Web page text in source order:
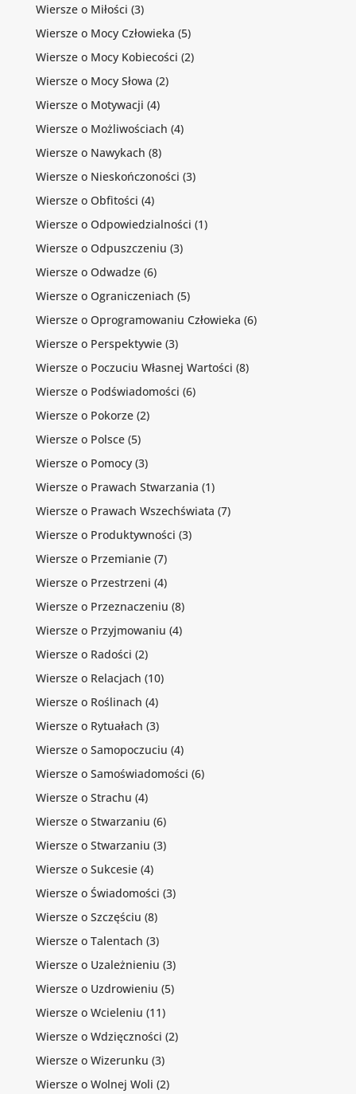
Wiersze o Miłości (3)
Wiersze o Mocy Człowieka (5)
Wiersze o Mocy Kobiecości (2)
Wiersze o Mocy Słowa (2)
Wiersze o Motywacji (4)
Wiersze o Możliwościach (4)
Wiersze o Nawykach (8)
Wiersze o Nieskończoności (3)
Wiersze o Obfitości (4)
Wiersze o Odpowiedzialności (1)
Wiersze o Odpuszczeniu (3)
Wiersze o Odwadze(6)
Wiersze o Ograniczeniach (5)
Wiersze o Oprogramowaniu Człowieka (6)
Wiersze o Perspektywie(3)
Wiersze o Poczuciu Własnej Wartości (8)
Wiersze o Podświadomości (6)
Wiersze o Pokorze(2)
Wiersze o Polsce(5)
Wiersze o Pomocy(3)
Wiersze o Prawach Stwarzania (1)
Wiersze o Prawach Wszechświata (7)
Wiersze o Produktywności (3)
Wiersze o Przemianie(7)
Wiersze o Przestrzeni (4)
Wiersze o Przeznaczeniu (8)
Wiersze o Przyjmowaniu (4)
Wiersze o Radości (2)
Wiersze o Relacjach (10)
Wiersze o Roślinach (4)
Wiersze o Rytuałach (3)
Wiersze o Samopoczuciu (4)
Wiersze o Samoświadomości (6)
Wiersze o Strachu (4)
Wiersze o Stwarzaniu (6)
Wiersze o Stwarzaniu (3)
Wiersze o Sukcesie(4)
Wiersze o Świadomości (3)
Wiersze o Szczęściu (8)
Wiersze o Talentach (3)
Wiersze o Uzależnieniu (3)
Wiersze o Uzdrowieniu (5)
Wiersze o Wcieleniu (11)
Wiersze o Wdzięczności (2)
Wiersze o Wizerunku (3)
Wiersze o Wolnej Woli (2)